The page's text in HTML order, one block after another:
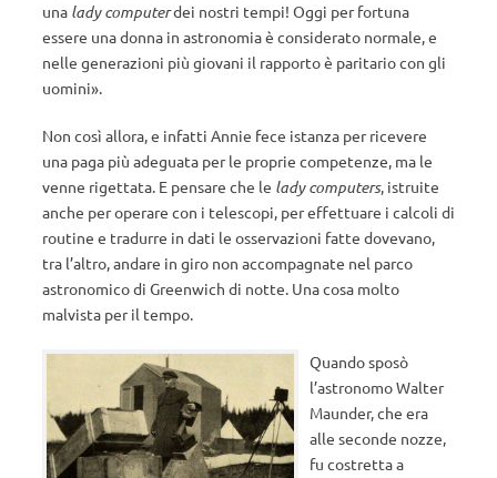
una lady computerdei nostri tempi! Oggi per fortuna
essere una donna in astronomia è considerato normale, e
nelle generazioni più giovani il rapporto è paritario con gli
uomini».
Non così allora, e infatti Annie fece istanza per ricevere
una paga più adeguata per le proprie competenze, ma le
venne rigettata. E pensare che le lady computers, istruite
anche per operare con i telescopi, per effettuare i calcoli di
routine e tradurre in dati le osservazioni fatte dovevano,
tra l’altro, andare in giro non accompagnate nel parco
astronomico di Greenwich di notte. Una cosa molto
malvista per il tempo.
Quando sposò
l’astronomo Walter
Maunder, che era
alle seconde nozze,
fu costretta a